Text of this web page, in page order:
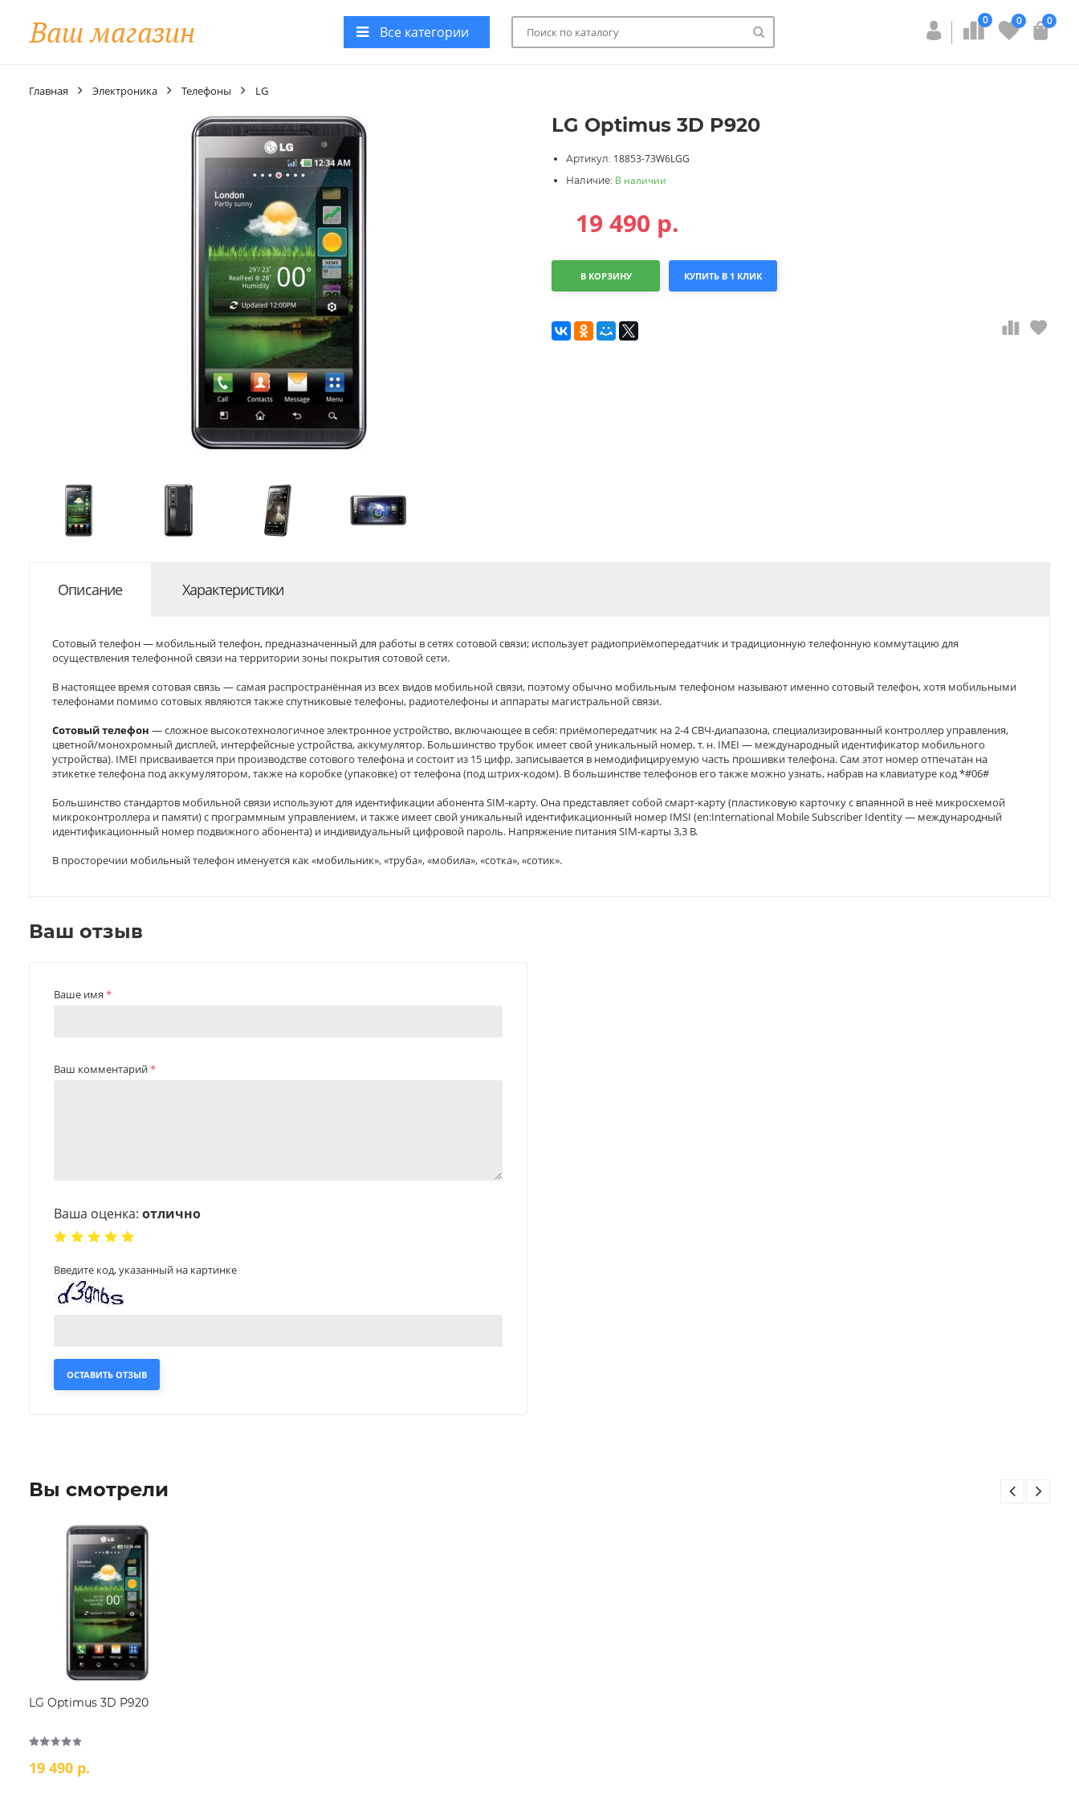
Все категории
0 0 0
Главная Электроника Телефоны LG
LG Optimus 3D P920
Артикул: 18853-73W6LGG
Наличие: В наличии
19 490 р.
В КОРЗИНУ КУПИТЬ В 1 КЛИК
Описание Характеристики
Сотовый телефон — мобильный телефон, предназначенный для работы в сетях сотовой связи; использует радиоприёмопередатчик и традиционную телефонную коммутацию для
осуществления телефонной связи на территории зоны покрытия сотовой сети.
В настоящее время сотовая связь — самая распространённая из всех видов мобильной связи, поэтому обычно мобильным телефоном называют именно сотовый телефон, хотя мобильными
телефонами помимо сотовых являются также спутниковые телефоны, радиотелефоны и аппараты магистральной связи.
Сотовый телефон — сложное высокотехнологичное электронное устройство, включающее в себя: приёмопередатчик на 2-4 СВЧ-диапазона, специализированный контроллер управления,
цветной/монохромный дисплей, интерфейсные устройства, аккумулятор. Большинство трубок имеет свой уникальный номер, т. н. IMEI — международный идентификатор мобильного
устройства). IMEI присваивается при производстве сотового телефона и состоит из 15 цифр, записывается в немодифицируемую часть прошивки телефона. Сам этот номер отпечатан на
этикетке телефона под аккумулятором, также на коробке (упаковке) от телефона (под штрих-кодом). В большинстве телефонов его также можно узнать, набрав на клавиатуре код *#06#
Большинство стандартов мобильной связи используют для идентификации абонента SIM-карту. Она представляет собой смарт-карту (пластиковую карточку с впаянной в неё микросхемой
микроконтроллера и памяти) с программным управлением, и также имеет свой уникальный идентификационный номер IMSI (en:International Mobile Subscriber Identity — международный
идентификационный номер подвижного абонента) и индивидуальный цифровой пароль. Напряжение питания SIM-карты 3,3 В.
В просторечии мобильный телефон именуется как «мобильник», «труба», «мобила», «сотка», «сотик».
Ваш отзыв
Ваше имя *
Ваш комментарий*
Ваша оценка: отлично
Введите код, указанный на картинке
ОСТАВИТЬ ОТЗЫВ
Вы смотрели
LG Optimus 3D P920
19 490 р.